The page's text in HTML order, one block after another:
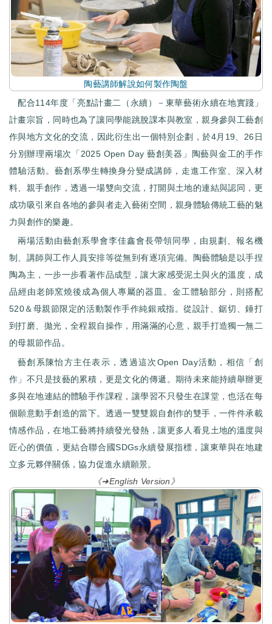
陶藝講師解說如何製作陶盤
配合114年度「亮點計畫二（永續）－東華藝術永續在地實踐」
計畫宗旨，同時也為了讓同學能跳脫課本與教室，親身參與工藝創
作與地方文化的交流，因此衍生出一個特別企劃，於4月19、26日
分別辦理兩場次「2025 Open Day 藝創美器」陶藝與金工的手作
體驗活動。藝創系學生轉換身分變成講師，走進工作室、深入材
料、親手創作，透過一場雙向交流，打開與土地的連結與認同，更
成功吸引來自各地的參與者走入藝術空間，親身體驗傳統工藝的魅
力與創作的樂趣。
兩場活動由藝創系學會李佳鑫會長帶領同學，由規劃、報名機
制、講師與工作人員安排等從無到有逐項完備。陶藝體驗是以手捏
陶為主，一步一步看著作品成型，讓大家感受泥土與火的溫度，成
品經由老師窯燒後成為個人專屬的器皿。金工體驗部分，則搭配
520＆母親節限定的活動製作手作純銀戒指。從設計、鋸切、錘打
到打磨、拋光，全程親自操作，用滿滿的心意，親手打造獨一無二
的母親節作品。
藝創系陳怡方主任表示，透過這次Open Day活動，相信「創
作」不只是技藝的累積，更是文化的傳遞。期待未來能持續舉辦更
多與在地連結的體驗手作課程，讓學習不只發生在課堂，也活在每
個願意動手創造的當下。透過一雙雙親自創作的雙手，一件件承載
情感作品，在地工藝將持續發光發熱，讓更多人看見土地的溫度與
匠心的價值，更結合聯合國SDGs永續發展指標，讓東華與在地建
立多元夥伴關係，協力促進永續願景。
《➜English Version》